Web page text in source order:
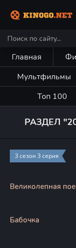
Главная
Мультфильмы
Топ 100
РАЗДЕЛ
Два холма
3 сезон 3 серия
Великолепная
Бабочка